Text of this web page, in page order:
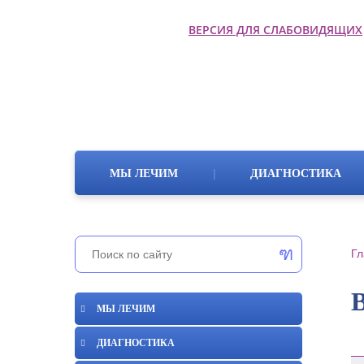
ВЕРСИЯ ДЛЯ СЛАБОВИДЯЩИХ
МЫ ЛЕЧИМ | ДИАГНОСТИКА
МЫ ЛЕЧИМ
ДИАГНОСТИКА